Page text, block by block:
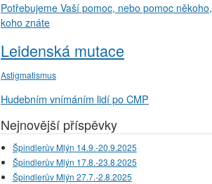
Potřebujeme Vaší pomoc, nebo pomoc někoho,
koho znáte
Leidenská mutace
Astigmatismus
Hudebním vnímáním lidí po CMP
Nejnovější příspěvky
Špindlerův Mlýn 14.9.-20.9.2025
Špindlerův Mlýn 17.8.-23.8.2025
Špindlerův Mlýn 27.7.-2.8.2025